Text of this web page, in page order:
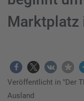
Marktplatz
Veröffentlicht in "Der
Ausland